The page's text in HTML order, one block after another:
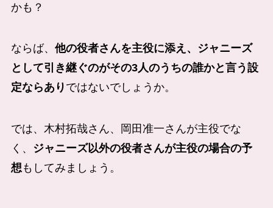
かも？
ならば、 他の役者さんを主役に添え、ジャニーズ
として引き継ぐのがその3人のうちの誰かと言う設
定ならあり ではないでしょうか。
では、木村拓哉さん、岡田准一さんが主役でな
く、
ジャニーズ以外の役者さんが主役の場合の予
想もしてみましょう。